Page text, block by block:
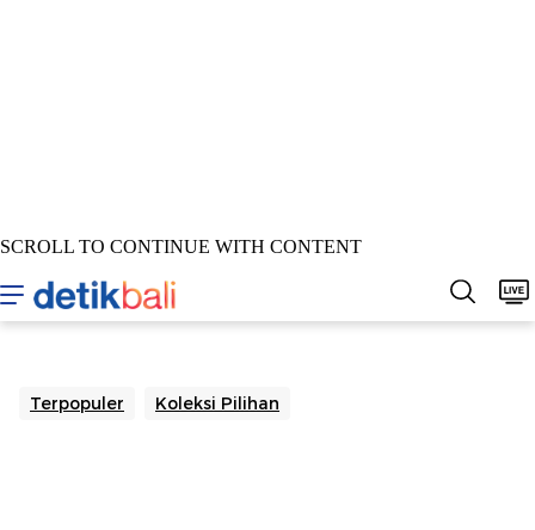
SCROLL TO CONTINUE WITH CONTENT
Home Berita Hukum & Kriminal
Terpopuler Koleksi Pilihan